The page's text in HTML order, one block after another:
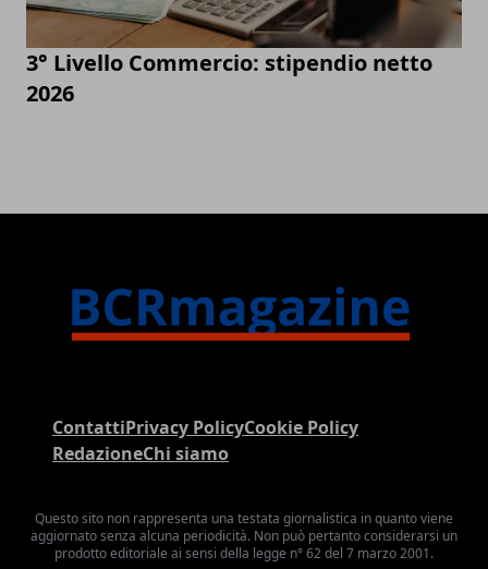
3° Livello Commercio: stipendio netto
2026
ContattiPrivacy PolicyCookie Policy
RedazioneChi siamo
Questo sito non rappresenta una testata giornalistica in quanto viene
aggiornato senza alcuna periodicità. Non può pertanto considerarsi un
prodotto editoriale ai sensi della legge n° 62 del 7 marzo 2001.